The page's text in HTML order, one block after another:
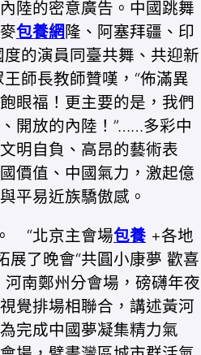
陸的密意廣告。中國跳舞
包養網 隆、阿塞拜疆、印
度的演員同臺共舞、共迎新
師長教師贊嘆，“佈滿異
眼福！更主要的是，我們
開放的內陸！”……多彩中
明自負、高昂的藝術表
價值、中國氣力，激起億
平易近族驕傲感。
“北京主會場包養 +各地
展了晚會“共圓小康夢 歡喜
南鄭州分會場，磅礴年夜
覺排場相聯合，講述黃河
完成中國夢凝集精力氣